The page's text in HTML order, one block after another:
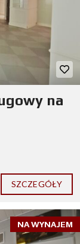
na
SZCZEGÓŁY
NA WYNAJEM